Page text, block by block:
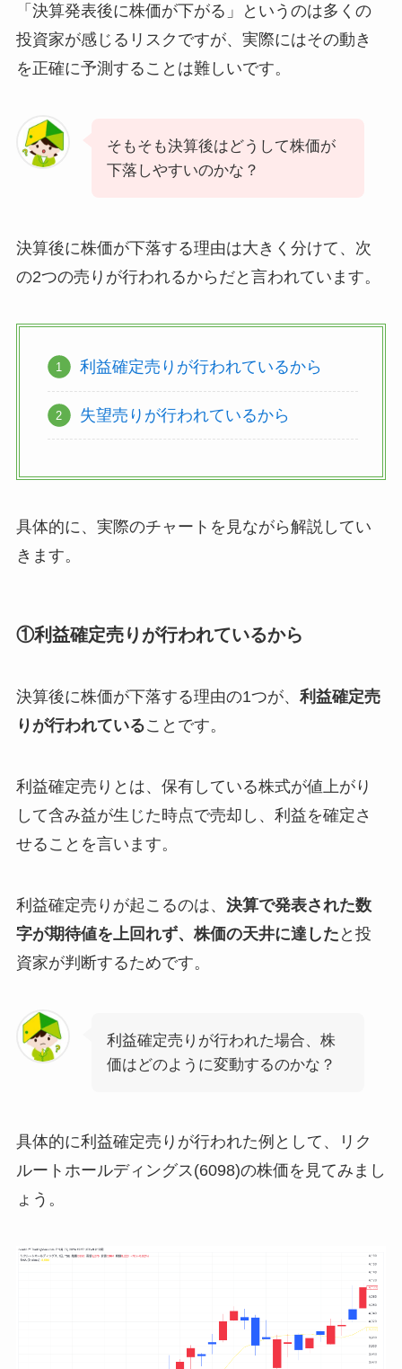
「決算発表後に株価が下がる」というのは多くの
投資家が感じるリスクですが、実際にはその動き
を正確に予測することは難しいです。
そもそも決算後はどうして株価が
下落しやすいのかな？
決算後に株価が下落する理由は大きく分けて、次
の2つの売りが行われるからだと言われています。
利益確定売りが行われているから
失望売りが行われているから
具体的に、実際のチャートを見ながら解説してい
きます。
①利益確定売りが行われているから
決算後に株価が下落する理由の1つが、 利益確定売
りが行われていることです。
利益確定売りとは、保有している株式が値上がり
して含み益が生じた時点で売却し、利益を確定さ
せることを言います。
利益確定売りが起こるのは、 決算で発表された数
字が期待値を上回れず、株価の天井に達した と投
資家が判断するためです。
利益確定売りが行われた場合、株
価はどのように変動するのかな？
具体的に利益確定売りが行われた例として、リク
ルートホールディングス(6098)の株価を見てみまし
ょう。